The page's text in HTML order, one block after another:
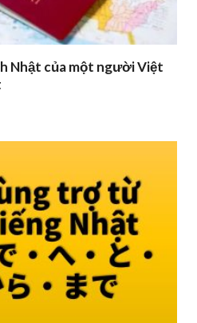
Nhật của một người Việt